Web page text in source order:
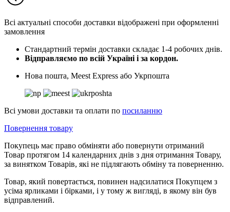
Всі актуальні способи доставки відображені при оформленні
замовлення
Стандартний термін доставки складає 1-4 робочих днів.
Відправляємо по всій Україні і за кордон.
Нова пошта, Meest Express або Укрпошта
Всі умови доставки та оплати по посиланню
Повернення товару
Покупець має право обміняти або повернути отриманий
Товар протягом 14 календарних днів з дня отримання Товару,
за винятком Товарів, які не підлягають обміну та поверненню.
Товар, який повертається, повинен надсилатися Покупцем з
усіма ярликами і бірками, і у тому ж вигляді, в якому він був
відправлений.